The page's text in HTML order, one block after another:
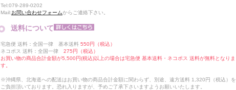
Tel:079-289-0202
Mail:お問い合わせフォームからご連絡下さい。
送料について
宅急便 送料：全国一律 基本送料 550円（税込）
ネコポス 送料：全国一律 275円（税込）
お買い物の商品合計金額が5,500円(税込)以上の場合は宅急便 基本送料・ネコポス 送料が無料となりま
す。
※沖縄県、北海道への配送はお買い物の商品合計金額に関わらず、別途、遠方送料 1,320円（税込）を
ご負担頂いております。恐れ入りますが、予めご了承下さいますようお願いいたします。